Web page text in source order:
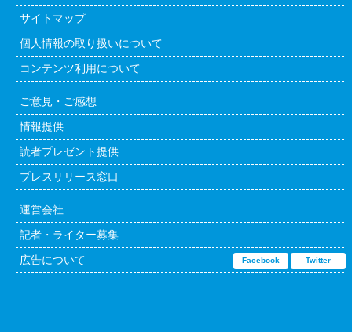
サイトマップ
個人情報の取り扱いについて
コンテンツ利用について
ご意見・ご感想
情報提供
読者プレゼント提供
プレスリリース窓口
運営会社
記者・ライター募集
広告について
Facebook Twitter